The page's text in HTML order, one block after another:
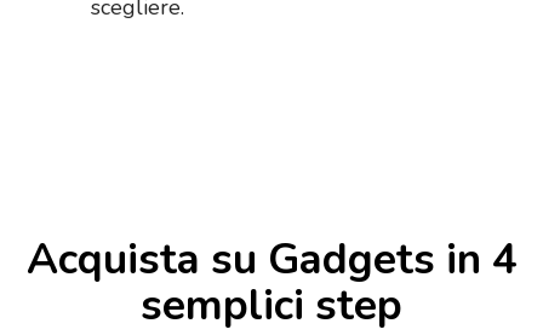
scegliere.
Acquista su Gadgets in 4
semplici step